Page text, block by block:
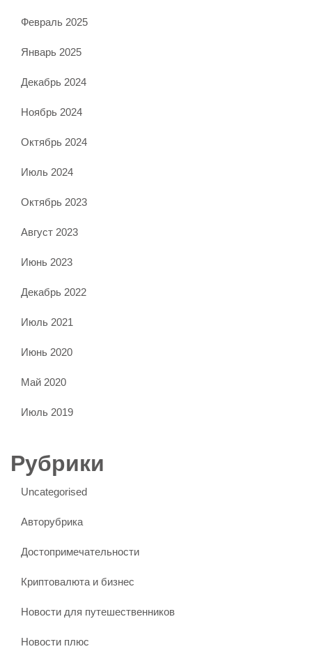
Февраль 2025
Январь 2025
Декабрь 2024
Ноябрь 2024
Октябрь 2024
Июль 2024
Октябрь 2023
Август 2023
Июнь 2023
Декабрь 2022
Июль 2021
Июнь 2020
Май 2020
Июль 2019
Рубрики
Uncategorised
Авторубрика
Достопримечательности
Криптовалюта и бизнес
Новости для путешественников
Новости плюс